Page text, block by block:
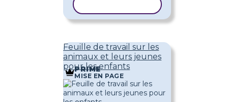
Feuille de travail sur les
animaux et leurs jeunes
pour les enfants
PRIME
MISE EN PAGE